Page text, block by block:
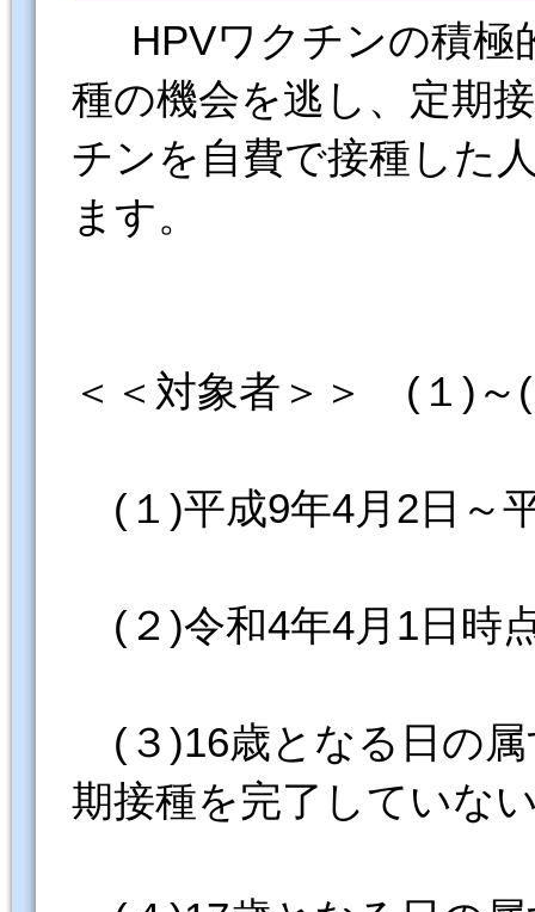
HPVワクチンの積極
種の機会を逃し、定期
チンを自費で接種した
ます。
＜＜対象者＞＞ (１)～
(１)平成9年4月2日～
(２)令和4年4月1日時
(３)16歳となる日の属
期接種を完了していな